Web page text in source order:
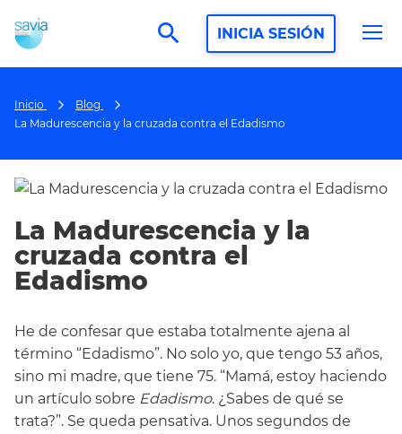
search INICIA SESIÓN
Inicio
Blog
La Madurescencia y la cruzada contra el Edadismo
La Madurescencia y la
cruzada contra el
Edadismo
He de confesar que estaba totalmente ajena al
término “Edadismo”. No solo yo, que tengo 53 años,
sino mi madre, que tiene 75. “Mamá, estoy haciendo
un artículo sobre Edadismo. ¿Sabes de qué se
trata?”. Se queda pensativa. Unos segundos de